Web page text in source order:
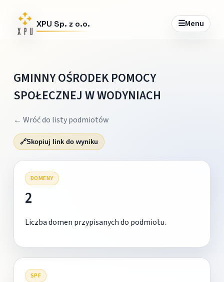
XPU Sp. z o.o. ☰Menu
GMINNY OŚRODEK POMOCY
SPOŁECZNEJ W WODYNIACH
← Wróć do listy podmiotów
🔗Skopiuj link do wyniku
DOMENY
2
Liczba domen przypisanych do podmiotu.
SPF